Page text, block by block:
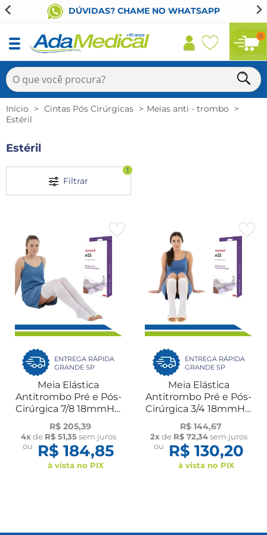
DÚVIDAS? CHAME NO WHATSAPP
0
Início Cintas Pós Cirúrgicas
Meias anti - trombo
Estéril
Estéril
Filtrar
1
ENTREGA RÁPIDA
GRANDE SP
Meia Elástica
Antitrombo Pré e Pós-
Cirúrgica 7/8 18mmHg
AES Estéril Par Venosan
R$ 205,39
4xde R$ 51,35sem juros
ou
R$ 184,85
à vista no PIX
ENTREGA RÁPIDA
GRANDE SP
Meia Elástica
Antitrombo Pré e Pós-
Cirúrgica 3/4 18mmHg
AES Estéril Par Venosan
R$ 144,67
2xde R$ 72,34sem juros
ou
R$ 130,20
à vista no PIX